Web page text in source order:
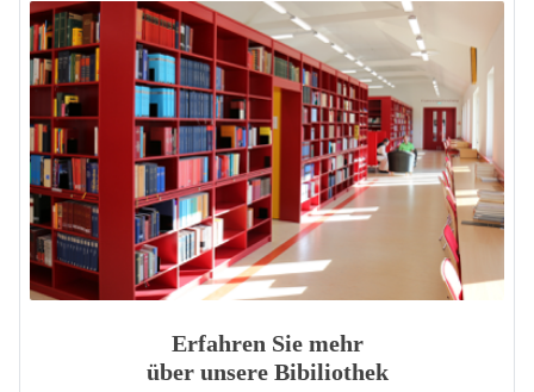
Erfahren Sie mehr
über unsere Bibiliothek